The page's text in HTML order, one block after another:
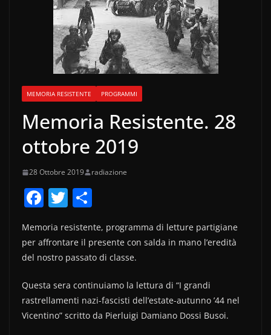
MEMORIA RESISTENTE PROGRAMMI
Memoria Resistente. 28
ottobre 2019
28 Ottobre 2019 radiazione
F
a
c
e
o
o
T
w
itt
er
n
di
vi
di
Memoria resistente, programma di letture partigiane
per affrontare il presente con salda in mano l’eredità
del nostro passato di classe.
Questa sera continuiamo la lettura di “I grandi
rastrellamenti nazi-fascisti dell’estate-autunno ’44 nel
Vicentino” scritto da Pierluigi Damiano Dossi Busoi.